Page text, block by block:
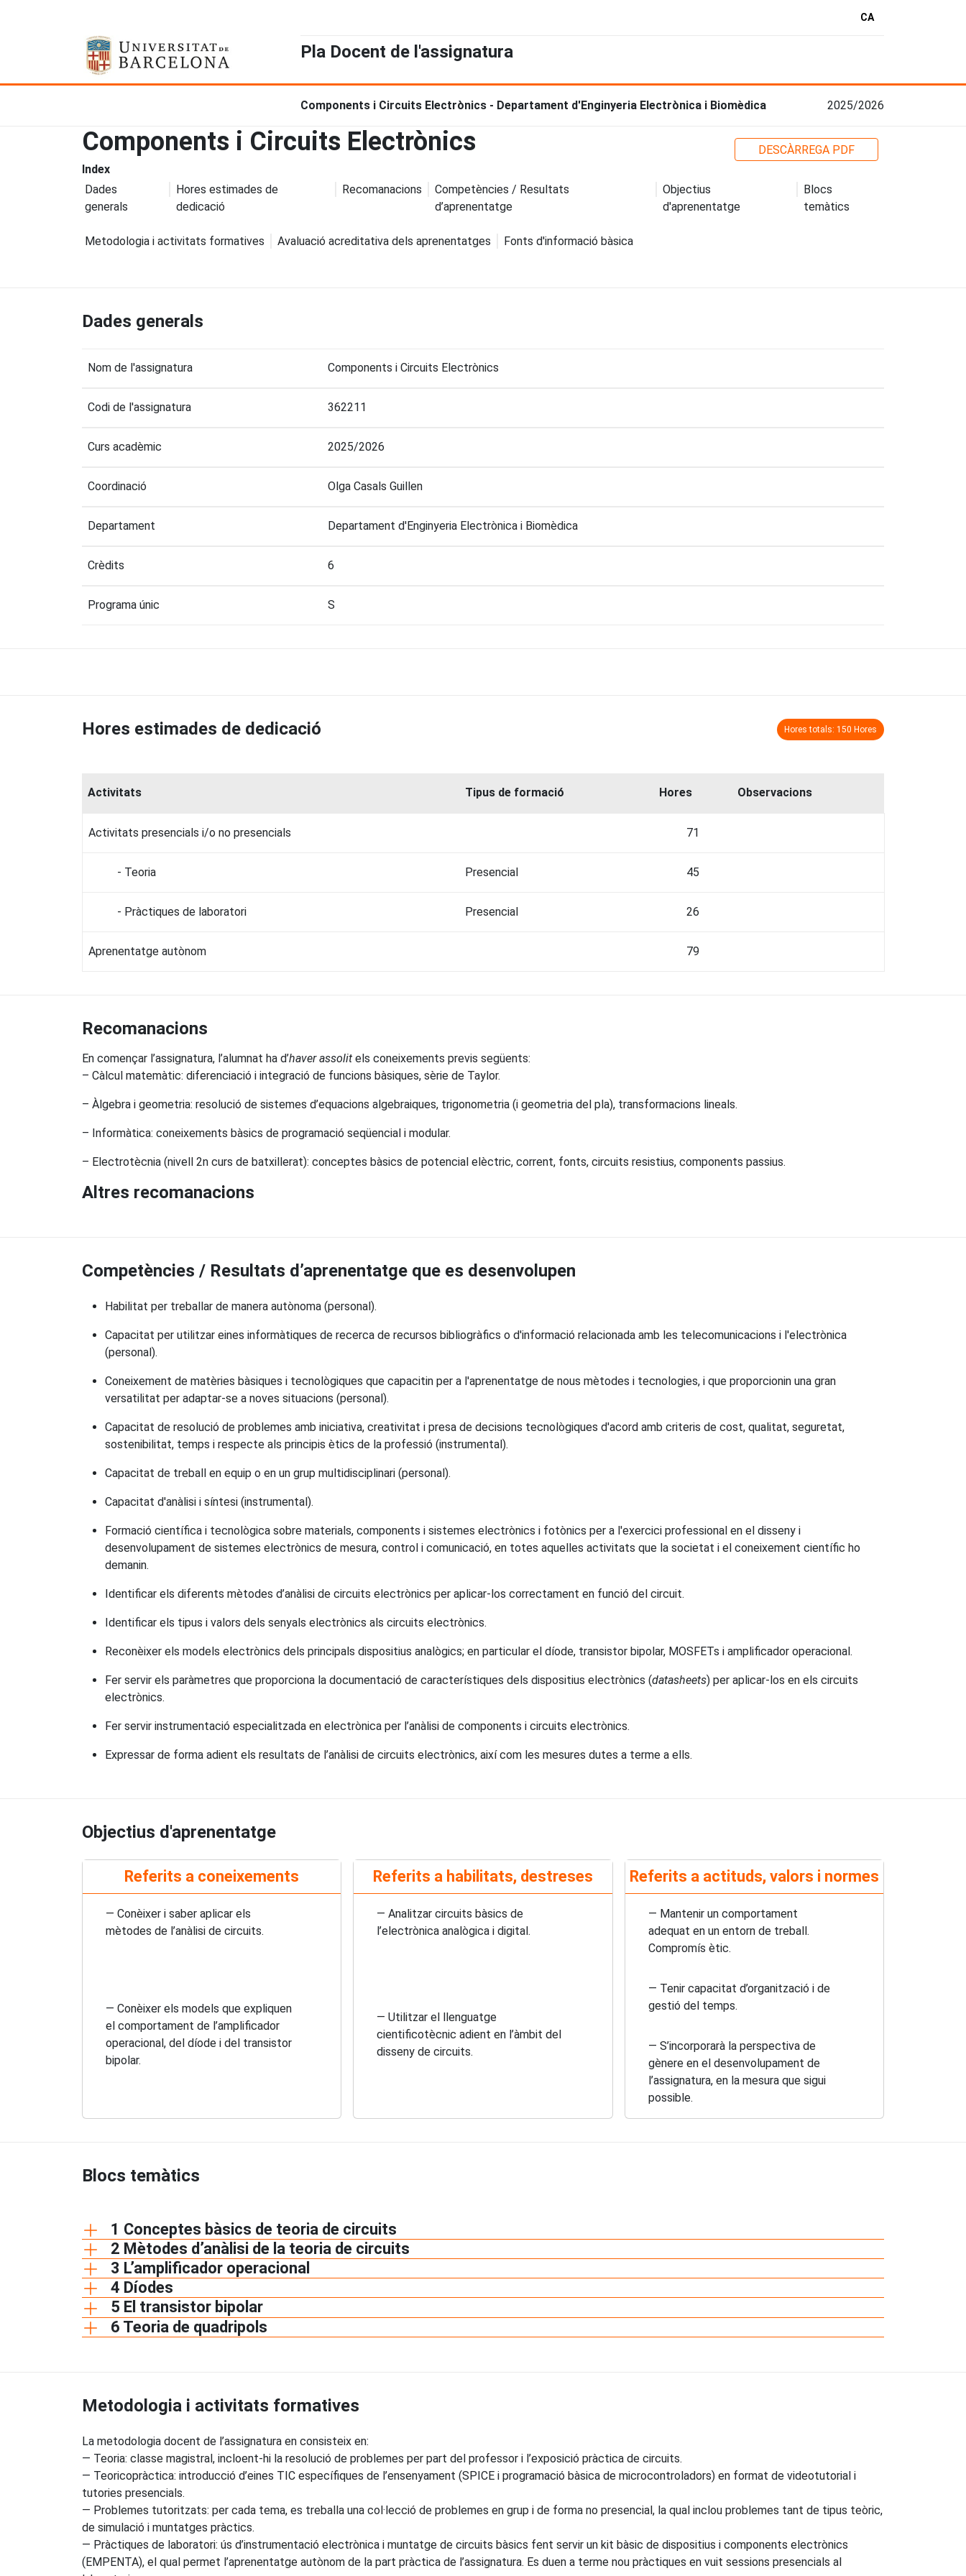
CA
Pla Docent de l'assignatura
Components i Circuits Electrònics - Departament d'Enginyeria Electrònica i Biomèdica 2025/2026
Components i Circuits Electrònics
DESCÀRREGA PDF
Index
Dades
generals
Hores estimades de
dedicació
Recomanacions
Competències / Resultats
d’aprenentatge
Objectius
d'aprenentatge
Blocs
temàtics
Metodologia i activitats formatives Avaluació acreditativa dels aprenentatges Fonts d'informació bàsica
Dades generals
Nom de l'assignatura Components i Circuits Electrònics
Codi de l'assignatura 362211
Curs acadèmic 2025/2026
Coordinació Olga Casals Guillen
Departament Departament d'Enginyeria Electrònica i Biomèdica
Crèdits 6
Programa únic S
Hores estimades de dedicació Hores totals: 150 Hores
Activitats Tipus de formació Hores Observacions
Activitats presencials i/o no presencials 71
- Teoria Presencial 45
- Pràctiques de laboratori Presencial 26
Aprenentatge autònom 79
Recomanacions
En començar l’assignatura, l’alumnat ha d’haver assolit els coneixements previs següents:
– Càlcul matemàtic: diferenciació i integració de funcions bàsiques, sèrie de Taylor.
– Àlgebra i geometria: resolució de sistemes d’equacions algebraiques, trigonometria (i geometria del pla), transformacions lineals.
– Informàtica: coneixements bàsics de programació seqüencial i modular.
– Electrotècnia (nivell 2n curs de batxillerat): conceptes bàsics de potencial elèctric, corrent, fonts, circuits resistius, components passius.
Altres recomanacions
Competències / Resultats d’aprenentatge que es desenvolupen
Habilitat per treballar de manera autònoma (personal).
Capacitat per utilitzar eines informàtiques de recerca de recursos bibliogràfics o d'informació relacionada amb les telecomunicacions i l'electrònica
(personal).
Coneixement de matèries bàsiques i tecnològiques que capacitin per a l'aprenentatge de nous mètodes i tecnologies, i que proporcionin una gran
versatilitat per adaptar-se a noves situacions (personal).
Capacitat de resolució de problemes amb iniciativa, creativitat i presa de decisions tecnològiques d'acord amb criteris de cost, qualitat, seguretat,
sostenibilitat, temps i respecte als principis ètics de la professió (instrumental).
Capacitat de treball en equip o en un grup multidisciplinari (personal).
Capacitat d'anàlisi i síntesi (instrumental).
Formació científica i tecnològica sobre materials, components i sistemes electrònics i fotònics per a l'exercici professional en el disseny i
desenvolupament de sistemes electrònics de mesura, control i comunicació, en totes aquelles activitats que la societat i el coneixement científic ho
demanin.
Identificar els diferents mètodes d’anàlisi de circuits electrònics per aplicar-los correctament en funció del circuit.
Identificar els tipus i valors dels senyals electrònics als circuits electrònics.
Reconèixer els models electrònics dels principals dispositius analògics; en particular el díode, transistor bipolar, MOSFETs i amplificador operacional.
Fer servir els paràmetres que proporciona la documentació de característiques dels dispositius electrònics (datasheets) per aplicar-los en els circuits
electrònics.
Fer servir instrumentació especialitzada en electrònica per l’anàlisi de components i circuits electrònics.
Expressar de forma adient els resultats de l’anàlisi de circuits electrònics, així com les mesures dutes a terme a ells.
Objectius d'aprenentatge
Referits a coneixements
— Conèixer i saber aplicar els
mètodes de l’anàlisi de circuits.
— Conèixer els models que expliquen
el comportament de l’amplificador
operacional, del díode i del transistor
bipolar.
Referits a habilitats, destreses
— Analitzar circuits bàsics de
l’electrònica analògica i digital.
— Utilitzar el llenguatge
cientificotècnic adient en l’àmbit del
disseny de circuits.
Referits a actituds, valors i normes
— Mantenir un comportament
adequat en un entorn de treball.
Compromís ètic.
— Tenir capacitat d’organització i de
gestió del temps.
— S’incorporarà la perspectiva de
gènere en el desenvolupament de
l’assignatura, en la mesura que sigui
possible.
Blocs temàtics
1 Conceptes bàsics de teoria de circuits
2 Mètodes d’anàlisi de la teoria de circuits
3 L’amplificador operacional
4 Díodes
5 El transistor bipolar
6 Teoria de quadripols
Metodologia i activitats formatives
La metodologia docent de l’assignatura en consisteix en:
— Teoria: classe magistral, incloent-hi la resolució de problemes per part del professor i l’exposició pràctica de circuits.
— Teoricopràctica: introducció d’eines TIC específiques de l’ensenyament (SPICE i programació bàsica de microcontroladors) en format de videotutorial i
tutories presencials.
— Problemes tutoritzats: per cada tema, es treballa una col·lecció de problemes en grup i de forma no presencial, la qual inclou problemes tant de tipus teòric,
de simulació i muntatges pràctics.
— Pràctiques de laboratori: ús d’instrumentació electrònica i muntatge de circuits bàsics fent servir un kit bàsic de dispositius i components electrònics
(EMPENTA), el qual permet l’aprenentatge autònom de la part pràctica de l’assignatura. Es duen a terme nou pràctiques en vuit sessions presencials al